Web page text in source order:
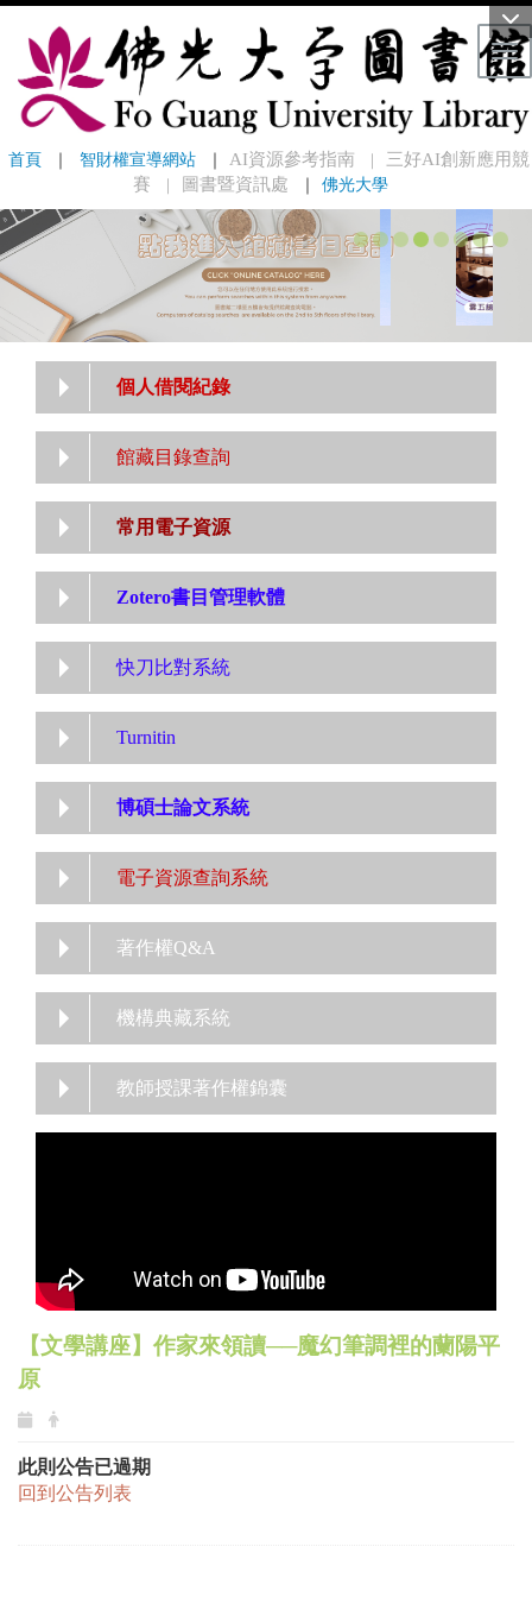
首頁 ｜ 智財權宣導網站 ｜ AI資源參考指南 ｜
三好AI創新應用競
賽
｜ 圖書暨資訊處 ｜ 佛光大學
個人借閱紀錄
館藏目錄查詢
常用電子資源
Zotero書目管理軟體
快刀比對系統
Turnitin
博碩士論文系統
電子資源查詢系統
著作權Q&A
機構典藏系統
教師授課著作權錦囊
【文學講座】作家來領讀──魔幻筆調裡的蘭陽平
原
此則公告已過期
回到公告列表